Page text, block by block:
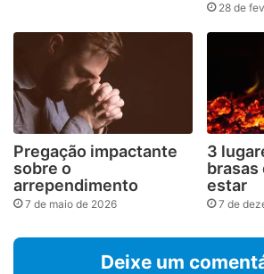
28 de
Pregação impactante
sobre o
arrependimento
7 de maio de 2026
3
brasas
estar
7 de
Deixe um